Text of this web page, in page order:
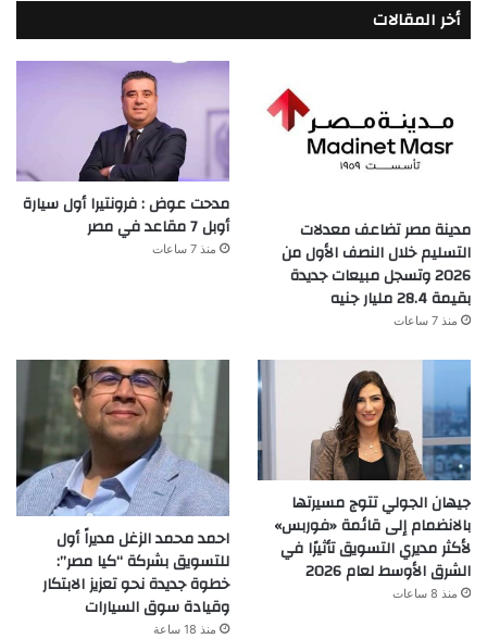
أخر المقالات
مدينة مصر تضاعف معدلات
التسليم خلال النصف الأول من
2026 وتسجل مبيعات جديدة
بقيمة 28.4 مليار جنيه
منذ 7 ساعات
مدحت عوض : فرونتيرا أول سيارة
أوبل 7 مقاعد في مصر
منذ 7 ساعات
جيهان الجولي تتوج مسيرتها
بالانضمام إلى قائمة «فوربس»
لأكثر مديري التسويق تأثيرًا في
الشرق الأوسط لعام 2026
منذ 8 ساعات
احمد محمد الزغل مديراً أول
للتسويق بشركة “كيا مصر”:
خطوة جديدة نحو تعزيز الابتكار
وقيادة سوق السيارات
منذ 18 ساعة